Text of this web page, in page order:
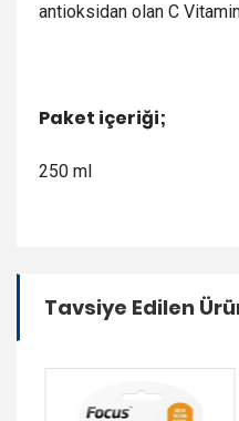
antioksidan olan C
Paket içeriği;
250 ml
Tavsiye Edilen